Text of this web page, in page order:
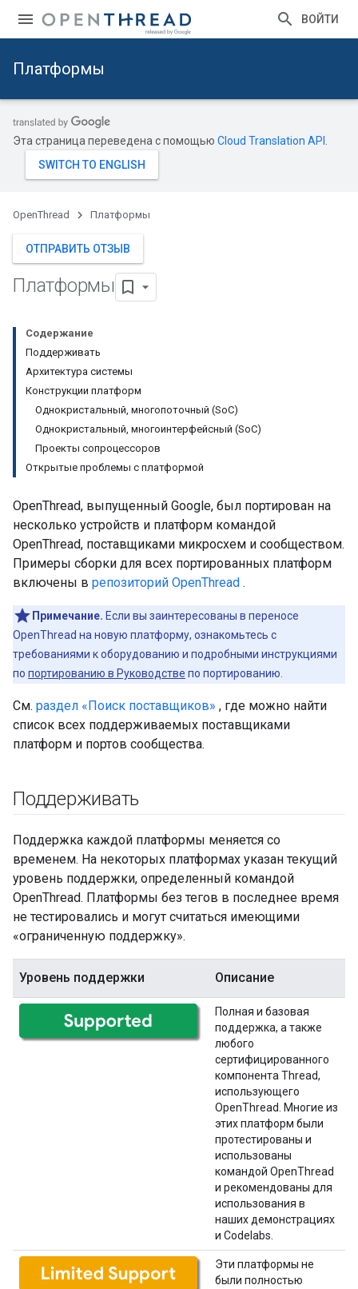
ВОЙТИ
Платформы
Эта страница переведена с помощью Cloud Translation API
OpenThread Платформы
ОТПРАВИТЬ ОТЗЫВ
Платформы
Содержание
Поддерживать
Архитектура системы
Конструкции платформ
Однокристальный, многопоточный (SoC)
Однокристальный, многоинтерфейсный (SoC)
Проекты сопроцессоров
Открытые проблемы с платформой
OpenThread, выпущенный Google, был портирован на
несколько устройств и платформ командой
OpenThread, поставщиками микросхем и сообществом.
Примеры сборки для всех портированных платформ
включены в репозиторий OpenThread .
Примечание. Если вы заинтересованы в переносе
OpenThread на новую платформу, ознакомьтесь с
требованиями к оборудованию и подробными инструкциями
по портированию в Руководстве по портированию.
См. раздел «Поиск поставщиков» , где можно найти
список всех поддерживаемых поставщиками
платформ и портов сообщества.
Поддерживать
Поддержка каждой платформы меняется со
временем. На некоторых платформах указан текущий
уровень поддержки, определенный командой
OpenThread. Платформы без тегов в последнее время
не тестировались и могут считаться имеющими
«ограниченную поддержку».
Уровень поддержки Описание
Полная и базовая
поддержка, а также
любого
сертифицированного
компонента Thread,
использующего
OpenThread. Многие из
этих платформ были
протестированы и
использованы
командой OpenThread
и рекомендованы для
использования в
наших демонстрациях
и Codelabs.
Эти платформы не
были полностью